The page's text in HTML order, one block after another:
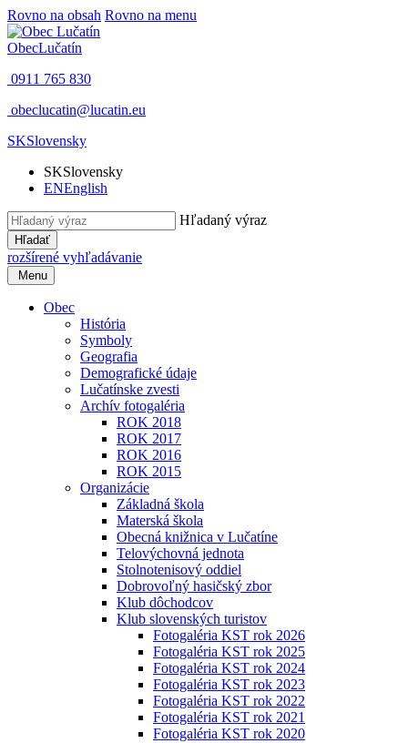
Rovno na obsah Rovno na menu
ObecLučatín
0911 765 830
obeclucatin@lucatin.eu
SKSlovensky
SKSlovensky
ENEnglish
Hľadaný výraz
Hľadať
rozšírené vyhľadávanie
Menu
Obec
História
Symboly
Geografia
Demografické údaje
Lučatínske zvesti
Archív fotogaléria
ROK 2018
ROK 2017
ROK 2016
ROK 2015
Organizácie
Základná škola
Materská škola
Obecná knižnica v Lučatíne
Telovýchovná jednota
Stolnotenisový oddiel
Dobrovoľný hasičský zbor
Klub dôchodcov
Klub slovenských turistov
Fotogaléria KST rok 2026
Fotogaléria KST rok 2025
Fotogaléria KST rok 2024
Fotogaléria KST rok 2023
Fotogaléria KST rok 2022
Fotogaléria KST rok 2021
Fotogaléria KST rok 2020